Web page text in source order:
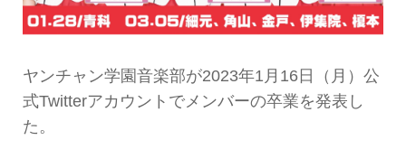
ヤンチャン学園音楽部が2023年1月16日（月）公
式Twitterアカウントでメンバーの卒業を発表し
た。